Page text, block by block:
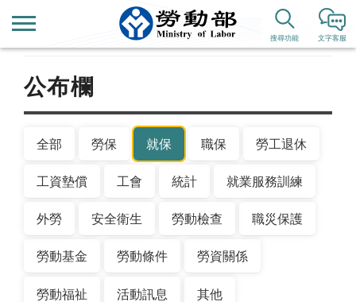
文字客服
搜尋功能
新聞公告
公布欄
全部 勞保 就保 職保 勞工退休
工資墊償 工會 統計 就業服務訓練
外勞 安全衛生 勞動檢查 職災保護
勞動基金 勞動條件 勞資關係
勞動福祉 活動訊息 其他